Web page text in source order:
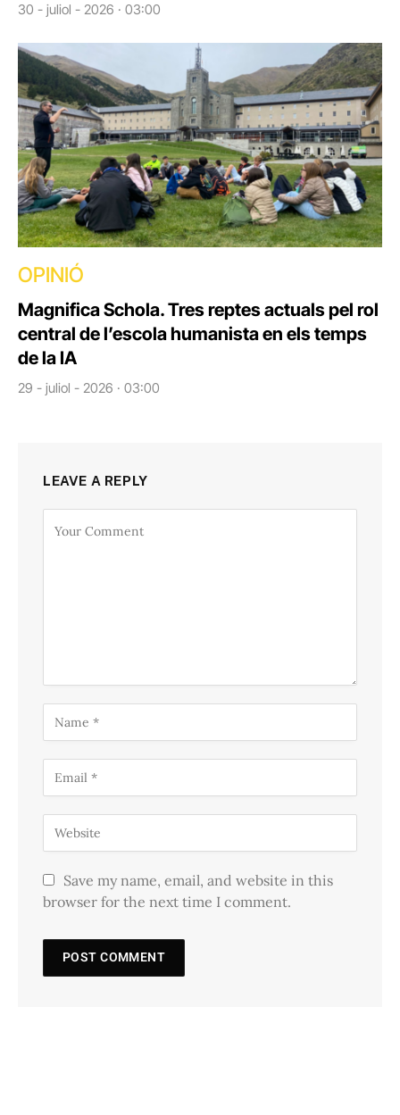
30 - juliol - 2026 · 03:00
OPINIÓ
Magnifica Schola. Tres reptes actuals pel rol
central de l’escola humanista en els temps
de la IA
29 - juliol - 2026 · 03:00
LEAVE A REPLY
Save my name, email, and website in this
browser for the next time I comment.